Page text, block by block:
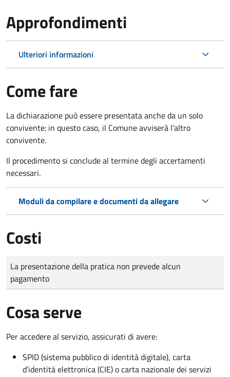
Approfondimenti
Ulteriori informazioni
Come fare
La dichiarazione può essere presentata anche da un solo
convivente: in questo caso, il Comune avviserà l'altro
convivente.
Il procedimento si conclude al termine degli accertamenti
necessari.
Moduli da compilare e documenti da allegare
Costi
Tipo di pagamento
Importo
La presentazione della pratica non prevede alcun
pagamento
Cosa serve
Per accedere al servizio, assicurati di avere:
SPID (sistema pubblico di identità digitale), carta
d’identità elettronica (CIE) o carta nazionale dei servizi